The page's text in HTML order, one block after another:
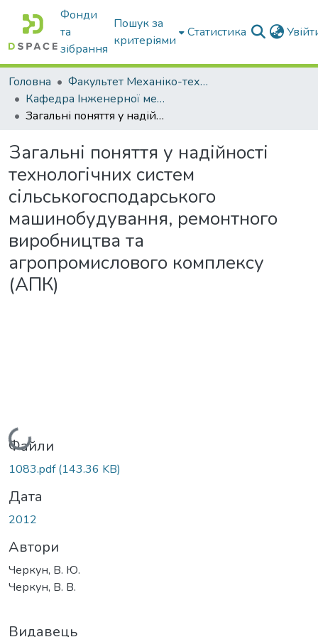
Фонди
та
зібрання
Пошук за
критеріями
Статистика
Головна
Факультет Механіко-технологічний
Кафедра Інженерної механіки та комп'ютерного проектування
Загальні поняття у надійності технологічних систем сільськогосподарського машинобудування, ремонтного виробництва та агропромислового комплексу (АПК)
Загальні поняття у надійності
технологічних систем
сільськогосподарського
машинобудування, ремонтного
виробництва та
агропромислового комплексу
(АПК)
Вантажиться...
Файли
1083.pdf(143.36 KB)
Дата
2012
Автори
Черкун, В. Ю.
Черкун, В. В.
Видавець